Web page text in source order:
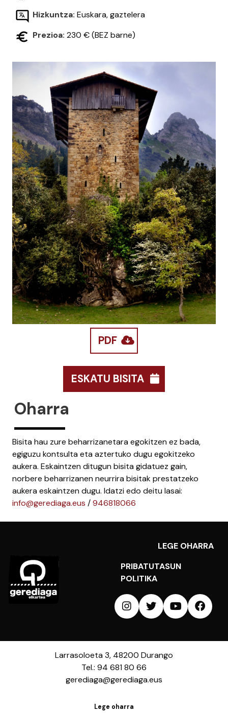
Hizkuntza: Euskara, gaztelera
Prezioa: 230 € (BEZ barne)
PDF
ESKATU BISITA
Oharra
Bisita hau zure beharrizanetara egokitzen ez bada,
egiguzu kontsulta eta aztertuko dugu egokitzeko
aukera. Eskaintzen ditugun bisita gidatuez gain,
norbere beharrizanen neurrira bisitak prestatzeko
aukera eskaintzen dugu. Idatzi edo deitu lasai:
info@gerediaga.eus /946818066
LEGE OHARRA
PRIBATUTASUN
POLITIKA
Larrasoloeta 3, 48200 Durango
Tel.: 94 681 80 66
gerediaga@gerediaga.eus
Lege oharra